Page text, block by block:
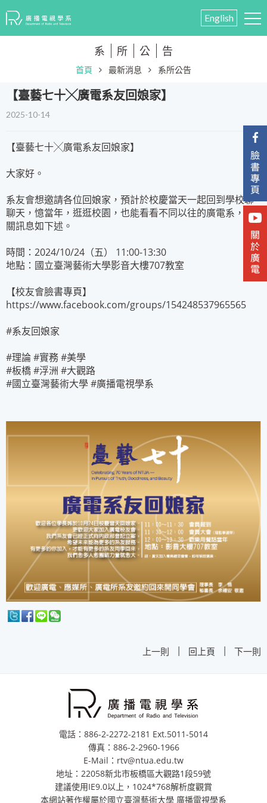
English
系 所 公 告
首頁 最新消息 系所公告
​【臺藝七十╳廣電系友回娘家】
2025-10-14
【臺藝七十╳廣電系友回娘家】
大家好。
系友會想邀請各位回娘家，預計於校慶當天一起回到學校聊
聊天，憶當年，逛逛校園，也能看看不同以往的廣電系，相
關訊息如下述。
時間：2024/10/24（五） 11:00-13:30
地點：國立臺灣藝術大學影音大樓707教室
【校友會臉書專頁】
https://www.facebook.com/groups/154248537965565
#系友回娘家
#理論 #實務 #美學
#板橋 #浮洲 #大觀路
#國立臺灣藝術大學 #廣播電視學系
上一則 | 回上頁 | 下一則
電話：886-2-2272-2181 Ext.5011-5014
傳真：886-2-2960-1966
E-Mail：rtv@ntua.edu.tw
地址：22058新北市板橋區大觀路1段59號
建議使用IE9.0以上，1024*768解析度觀賞
本網站著作權屬於國立臺灣藝術大學 廣播電視學系